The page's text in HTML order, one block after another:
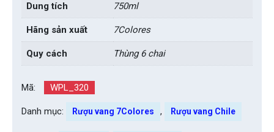
Dung tích 750ml
Hãng sản xuất 7Colores
Quy cách Thùng 6 chai
Mã: WPL_320
Danh mục: Rượu vang 7Colores , Rượu vang Chile